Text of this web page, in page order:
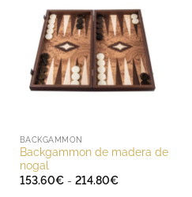
BACKGAMMON
Backgammon de madera de
nogal
153.60€ - 214.80€Rango